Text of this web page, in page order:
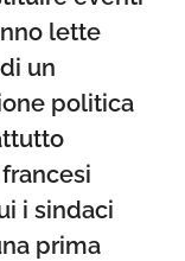
lette
un
politica
i sindaci
prima